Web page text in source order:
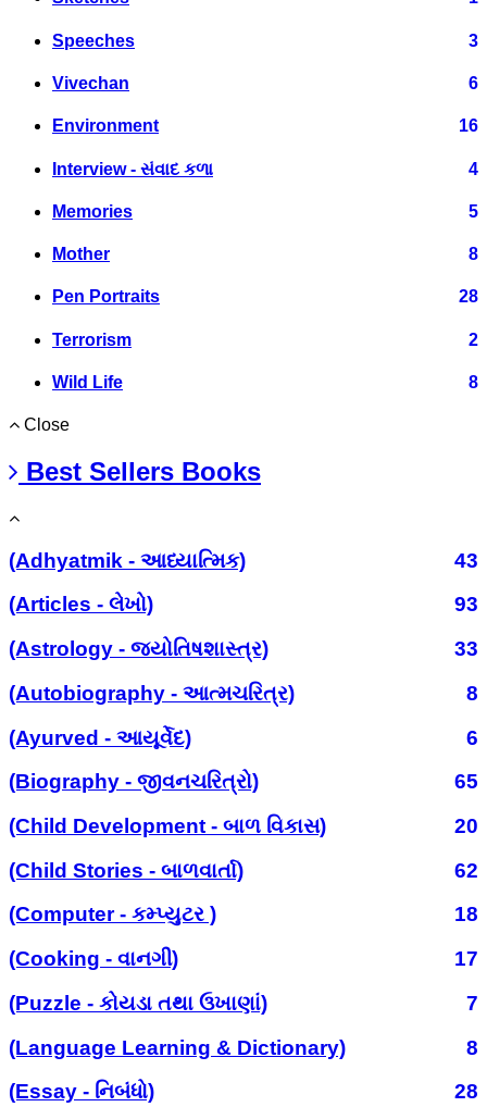
Speeches 3
Vivechan 6
Environment 16
Interview - સંવાદ કળા 4
Memories 5
Mother 8
Pen Portraits 28
Terrorism 2
Wild Life 8
Close
Best Sellers Books
(Adhyatmik - આધ્યાત્મિક)
43
(Articles - લેખો)
93
(Astrology - જ્યોતિષશાસ્ત્ર)
33
(Autobiography - આત્મચરિત્ર)
8
(Ayurved - આયૂર્વેદ)
6
(Biography - જીવનચરિત્રો)
65
(Child Development - બાળ વિકાસ)
20
(Child Stories - બાળવાર્તા)
62
(Computer - કમ્પ્યુટર )
18
(Cooking - વાનગી)
17
(Puzzle - કોયડા તથા ઉખાણાં)
7
(Language Learning & Dictionary)
8
(Essay - નિબંધો)
28